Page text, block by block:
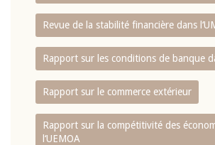
Revue de la stabilité financière dans
Rapport sur les conditions de banque
Rapport sur le commerce extérieur
Rapport sur la compétitivité des
l‘UEMOA